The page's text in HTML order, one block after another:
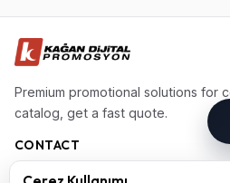
Premium promotional solutions for
catalog, get a fast quote.
CONTACT
(0224) 220 77 77